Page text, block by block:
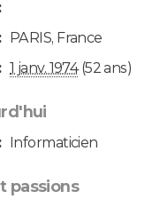
:
PARIS, France
1 janv. 1974(52 ans)
Informaticien
passions